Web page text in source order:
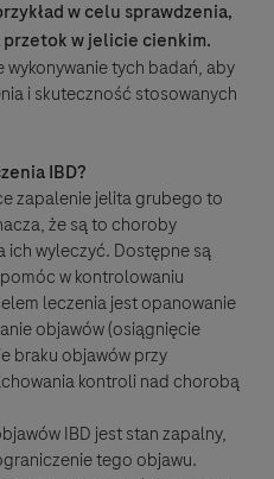
w celu sprawdzenia,
przetok w jelicie cienkim.
tych badań, aby
i skuteczność stosowanych
IBD?
zapalenie jelita grubego to
że są to choroby
ich wyleczyć. Dostępne są
w kontrolowaniu
leczenia jest opanowanie
objawów (osiągnięcie
braku objawów przy
kontroli nad chorobą
IBD jest stan zapalny,
tego objawu.